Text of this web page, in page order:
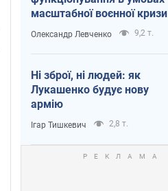
масштабної воєнної кризи
Олександр Левченко 9,2 т.
Ні зброї, ні людей: як
Лукашенко будує нову
армію
Ігар Тишкевич 2,8 т.